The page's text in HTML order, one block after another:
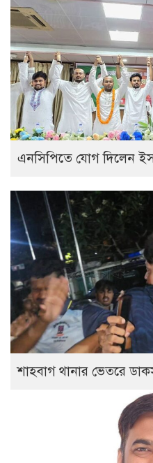
এনসিপিতে যোগ দিলেন
শাহবাগ থানার ভেতরে